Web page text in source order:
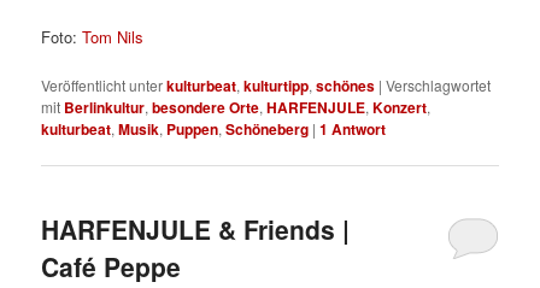
Foto:Tom Nils
Veröffentlicht unterkulturbeat,kulturtipp,schönes |Verschlagwortet
mit Berlinkultur,besondere Orte,HARFENJULE,Konzert,
kulturbeat,Musik, Puppen,Schöneberg |1 Antwort
HARFENJULE & Friends |
Café Peppe